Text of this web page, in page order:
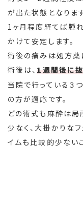
が出た状態となります
1ヶ月程度経てば腫
かけて安定します。
術後の痛みは処方薬
術後は、1週間後に
当院で行っている３
の方が適応です。
どの術式も麻酔は局
少なく、大掛かりな
イムも比較的少ない